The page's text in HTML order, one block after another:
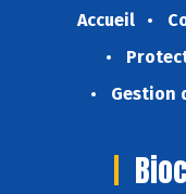
Accueil
Gestion